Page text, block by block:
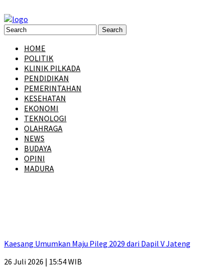
HOME
POLITIK
KLINIK PILKADA
PENDIDIKAN
PEMERINTAHAN
KESEHATAN
EKONOMI
TEKNOLOGI
OLAHRAGA
NEWS
BUDAYA
OPINI
MADURA
Kaesang Umumkan Maju Pileg 2029 dari Dapil V Jateng
26 Juli 2026 | 15:54 WIB